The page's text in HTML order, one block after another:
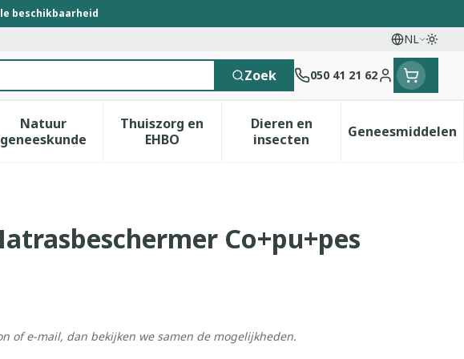
beschikbaarheid
NL
Talen
Zoek 050 41 21 62
Klant menu
en kinderen categorie
voor Vitaliteit 50+ categorie
Natuur
geneeskundeToon submenu voor Natuur geneeskunde categorie
Thuiszorg en
EHBOToon submenu voor Thuiszorg en EHBO
Dieren en
insectenToon submenu voor Dieren
Geneesmiddelen
Toon
Co+pu+pes
of e-mail, dan bekijken we samen de mogelijkheden.